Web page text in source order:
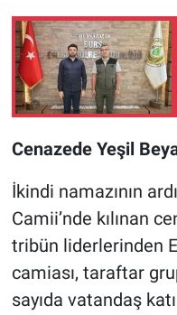
Cenazede Yeşil
İkindi namazının
Camii’nde kılınan
tribün liderlerinden
camiası, taraftar
sayıda vatandaş